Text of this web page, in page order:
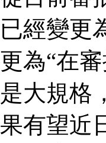
已經變更
更為“在
是大規格
果有望近